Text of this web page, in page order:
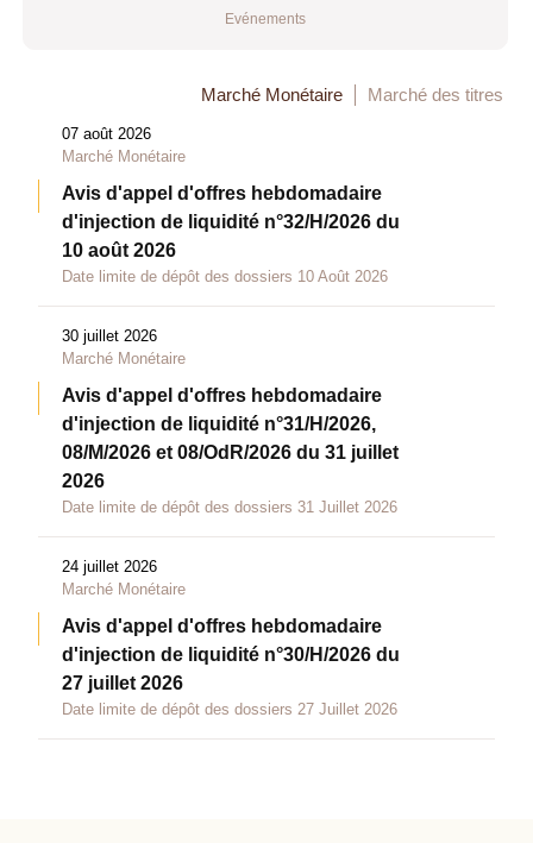
Evénements
Marché Monétaire Marché des titres
07 août 2026
Marché Monétaire
Avis d'appel d'offres hebdomadaire
d'injection de liquidité n°32/H/2026 du
10 août 2026
Date limite de dépôt des dossiers 10 Août 2026
30 juillet 2026
Marché Monétaire
Avis d'appel d'offres hebdomadaire
d'injection de liquidité n°31/H/2026,
08/M/2026 et 08/OdR/2026 du 31 juillet
2026
Date limite de dépôt des dossiers 31 Juillet 2026
24 juillet 2026
Marché Monétaire
Avis d'appel d'offres hebdomadaire
d'injection de liquidité n°30/H/2026 du
27 juillet 2026
Date limite de dépôt des dossiers 27 Juillet 2026